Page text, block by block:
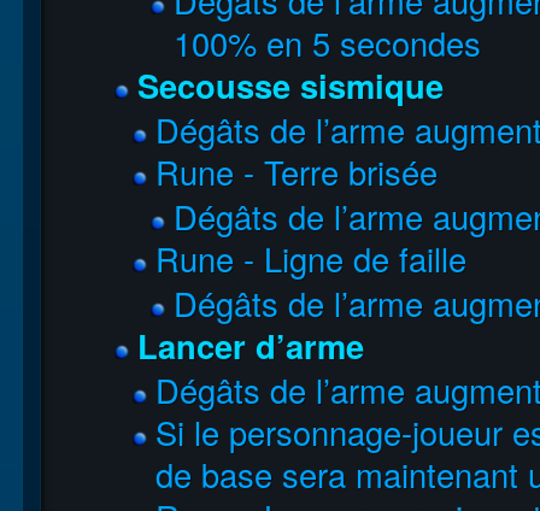
100% en 5 secondes
Secousse sismique
Dégâts de l’arme
Rune - Terre brisée
Dégâts de l’arme
Rune - Ligne de faille
Dégâts de l’arme
Lancer d’arme
Dégâts de l’arme
Si le personnage-joueur
de base sera maintenant